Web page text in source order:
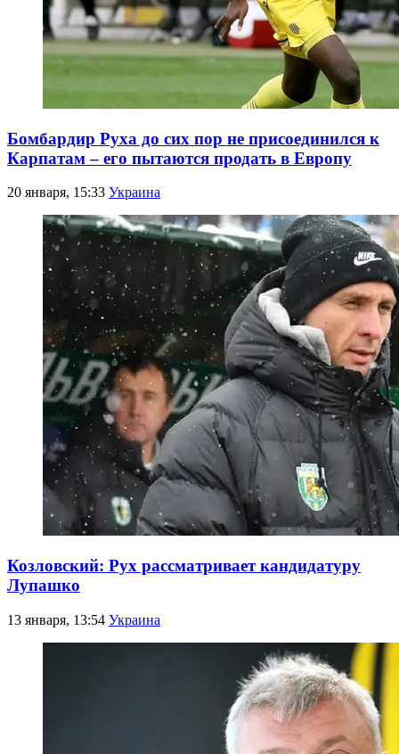
Бомбардир Руха до сих пор не присоединился к
Карпатам – его пытаются продать в Европу
20 января, 15:33 Украина
Козловский: Рух рассматривает кандидатуру
Лупашко
13 января, 13:54 Украина